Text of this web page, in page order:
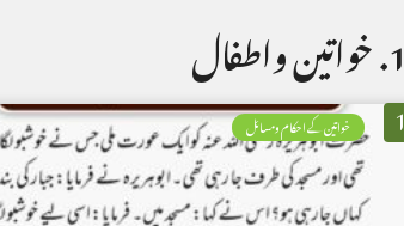
خواتین کے احکام ومسائل